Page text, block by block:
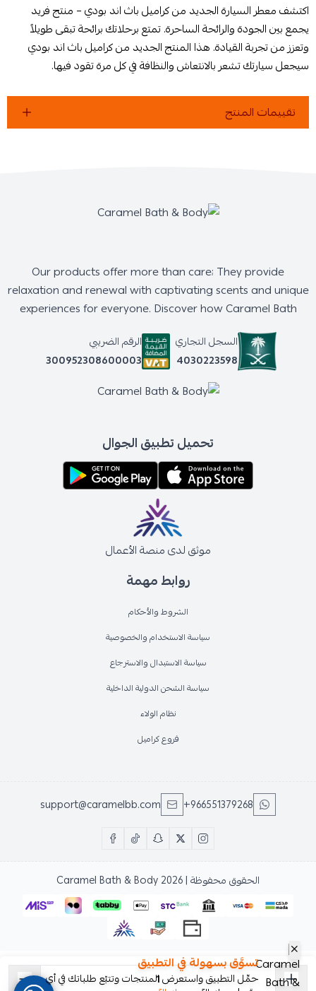
اكتشف معطر السيارة الجديد من كراميل باث اند بودي – منتج فريد
يجمع بين الجودة والرائحة الساحرة. تمتع برحلاتك برائحة تبقى طويلاً
وتعزز من تجربة القيادة. هذا المنتج الجديد من كراميل باث اند بودي
سيجعل سيارتك تشعر بالانتعاش والنظافة في كل مرة تقود فيها.
تقييمات المنتج
روابط مهمة
الشروط والأحكام
سياسة الاستخدام والخصوصية
سياسة الاستبدال والاسترجاع
سياسة الشحن الدولية الداخلية
نظام الولاء
فروع كراميل
Our products offer more than care; They provide
relaxation and renewal with captivating scents and unique
experiences for everyone. Discover how Caramel Bath
السجل التجاري
4030223598
الرقم الضريبي
300952308600003
تحميل تطبيق الجوال
موثق لدى منصة الأعمال
+966551379268
support@caramelbb.com
الحقوق محفوظة | 2026 Caramel Bath & Body
تسوَّق بسهولة في التطبيق
حمِّل التطبيق واستعرض المنتجات وتتبّع طلباتك في أي